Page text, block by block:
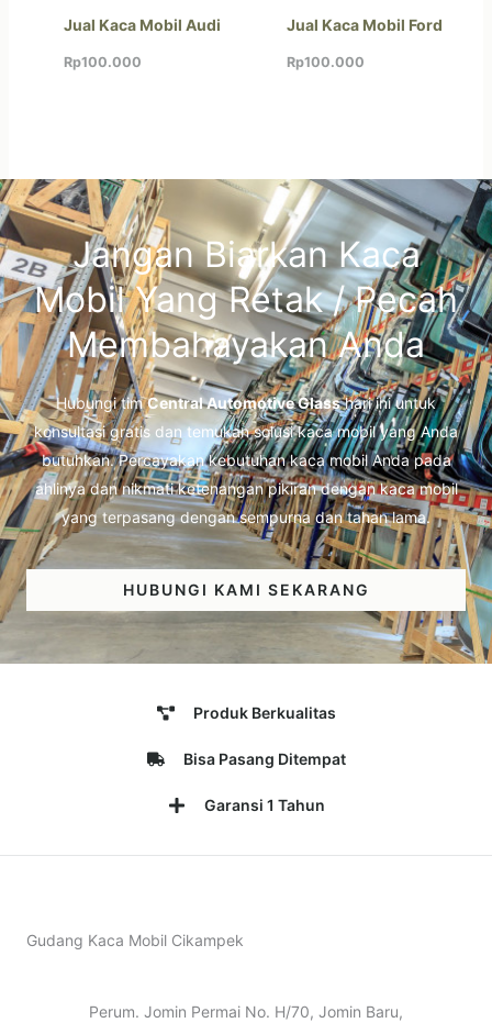
Jual Kaca Mobil Audi
Rp100.000
Jual Kaca Mobil Ford
Rp100.000
Jangan Biarkan Kaca
Mobil Yang Retak / Pecah
Membahayakan Anda
Hubungi timCentral Automotive Glasshari ini untuk
konsultasi gratis dan temukan solusi kaca mobil yang Anda
butuhkan. Percayakan kebutuhan kaca mobil Anda pada
ahlinya dan nikmati ketenangan pikiran dengan kaca mobil
yang terpasang dengan sempurna dan tahan lama.
HUBUNGI KAMI SEKARANG
Produk Berkualitas
Bisa Pasang Ditempat
Garansi 1 Tahun
Gudang Kaca Mobil Cikampek
Perum. Jomin Permai No. H/70, Jomin Baru,